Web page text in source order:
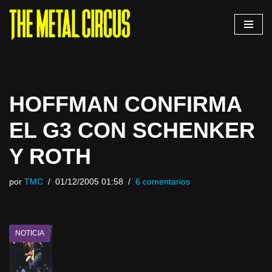
Saltar
HOFFMAN CONFIRMA
EL G3 CON SCHENKER
Y ROTH
por TMC 01/12/2005 01:58 6 comentarios
NOTICIA